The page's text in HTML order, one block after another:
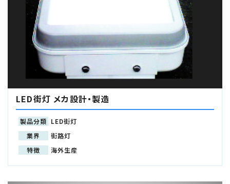
LED街灯 メカ設計・製造
製品分類 LED街灯
業界
街路灯
特徴
海外生産